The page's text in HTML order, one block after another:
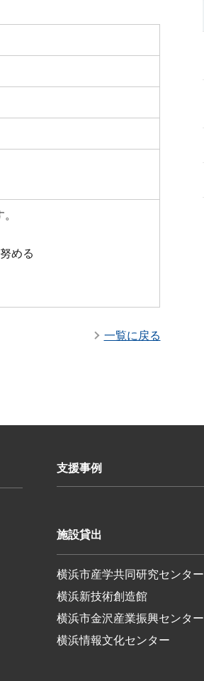
める
一覧に戻る
支援事例
施設貸出
横浜市産学共同研究センター
横浜新技術創造館
横浜市金沢産業振興センター
横浜情報文化センター